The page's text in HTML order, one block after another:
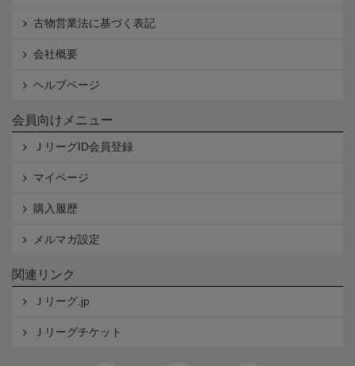
古物営業法に基づく表記
会社概要
ヘルプページ
会員向けメニュー
ＪリーグID会員登録
マイページ
購入履歴
メルマガ設定
関連リンク
Ｊリーグ.jp
Ｊリーグチケット